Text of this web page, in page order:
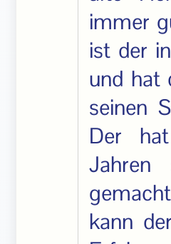
immer
ist der
und hat
seinen
Der
Jahren
kann